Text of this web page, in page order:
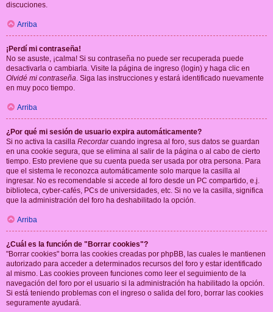
discuciones.
Arriba
¡Perdí mi contraseña!
No se asuste, ¡calma! Si su contraseña no puede ser recuperada puede
desactivarla o cambiarla. Visite la página de ingreso (login) y haga clic en
Olvidé mi contraseña. Siga las instrucciones y estará identificado nuevamente
en muy poco tiempo.
Arriba
¿Por qué mi sesión de usuario expira automáticamente?
Si no activa la casilla Recordarcuando ingresa al foro, sus datos se guardan
en una cookie segura, que se elimina al salir de la página o al cabo de cierto
tiempo. Esto previene que su cuenta pueda ser usada por otra persona. Para
que el sistema le reconozca automáticamente solo marque la casilla al
ingresar. No es recomendable si accede al foro desde un PC compartido, e.j.
biblioteca, cyber-cafés, PCs de universidades, etc. Si no ve la casilla, significa
que la administración del foro ha deshabilitado la opción.
Arriba
¿Cuál es la función de "Borrar cookies"?
"Borrar cookies" borra las cookies creadas por phpBB, las cuales le mantienen
autorizado para acceder a determinados recursos del foro y estar identificado
al mismo. Las cookies proveen funciones como leer el seguimiento de la
navegación del foro por el usuario si la administración ha habilitado la opción.
Si está teniendo problemas con el ingreso o salida del foro, borrar las cookies
seguramente ayudará.